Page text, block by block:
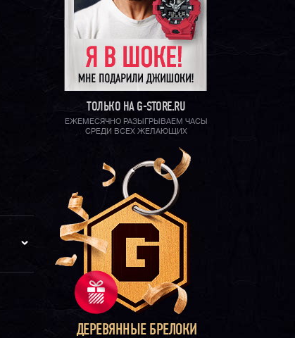
ТОЛЬКО НА G-STORE.RU
ЕЖЕМЕСЯЧНО РАЗЫГРЫВАЕМ ЧАСЫ
СРЕДИ ВСЕХ ЖЕЛАЮЩИХ
ДЕРЕВЯННЫЕ БРЕЛОКИ